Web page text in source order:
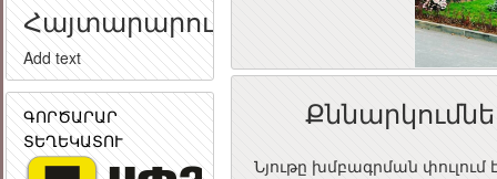
Հայտարարություն
Add text
ԳՈՐԾԱՐԱՐ
ՏԵՂԵԿԱՏՈՒ
Նյութը խմբագրման փուլում է